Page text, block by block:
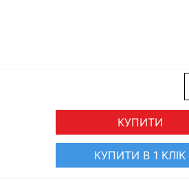
КУПИТИ
КУПИТИ В 1 КЛІК